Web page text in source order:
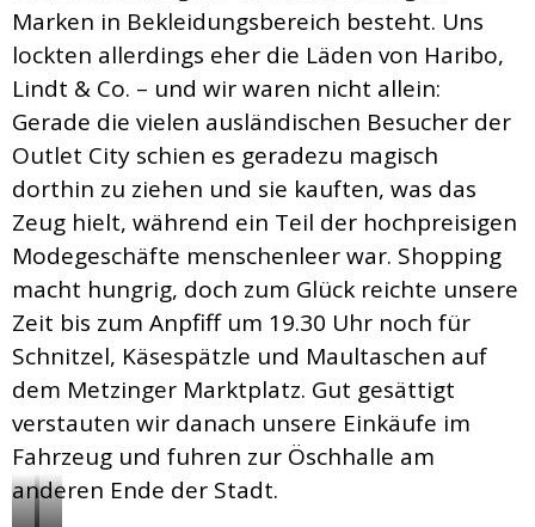
Marken in Bekleidungsbereich besteht. Uns
lockten allerdings eher die Läden von Haribo,
Lindt & Co. – und wir waren nicht allein:
Gerade die vielen ausländischen Besucher der
Outlet City schien es geradezu magisch
dorthin zu ziehen und sie kauften, was das
Zeug hielt, während ein Teil der hochpreisigen
Modegeschäfte menschenleer war. Shopping
macht hungrig, doch zum Glück reichte unsere
Zeit bis zum Anpfiff um 19.30 Uhr noch für
Schnitzel, Käsespätzle und Maultaschen auf
dem Metzinger Marktplatz. Gut gesättigt
verstauten wir danach unsere Einkäufe im
Fahrzeug und fuhren zur Öschhalle am
anderen Ende der Stadt.